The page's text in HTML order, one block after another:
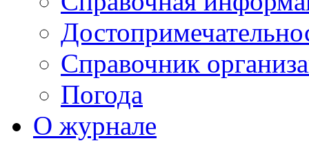
Справочник
Погода
О журнале